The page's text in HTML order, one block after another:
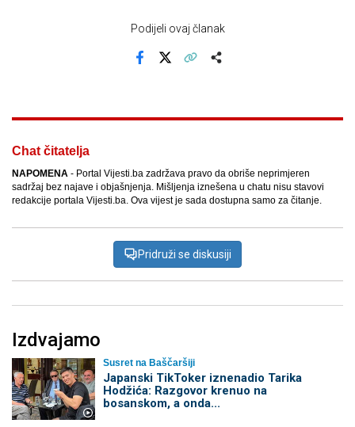
Podijeli ovaj članak
Chat čitatelja
NAPOMENA - Portal Vijesti.ba zadržava pravo da obriše neprimjeren
sadržaj bez najave i objašnjenja. Mišljenja iznešena u chatu nisu stavovi
redakcije portala Vijesti.ba. Ova vijest je sada dostupna samo za čitanje.
Pridruži se diskusiji
Izdvajamo
Susret na Baščaršiji
Japanski TikToker iznenadio Tarika
Hodžića: Razgovor krenuo na
bosanskom, a onda...